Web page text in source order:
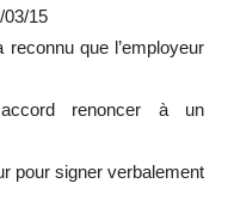
03/15
que l’employeur
renoncer à un
pour signer verbalement